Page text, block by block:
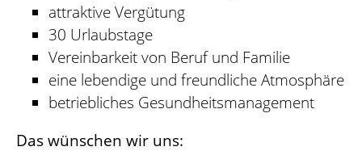
attraktive Vergütung
30 Urlaubstage
Vereinbarkeit von Beruf und Familie
eine lebendige und freundliche Atmosphäre
betriebliches Gesundheitsmanagement
Das wünschen wir uns: